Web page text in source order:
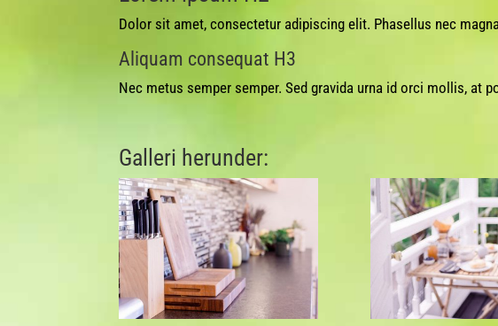
Dolor sit amet, consectetur adipiscing elit. Phasellus nec
Aliquam consequat H3
Nec metus semper semper. Sed gravida urna id orci mollis, at
Galleri herunder: